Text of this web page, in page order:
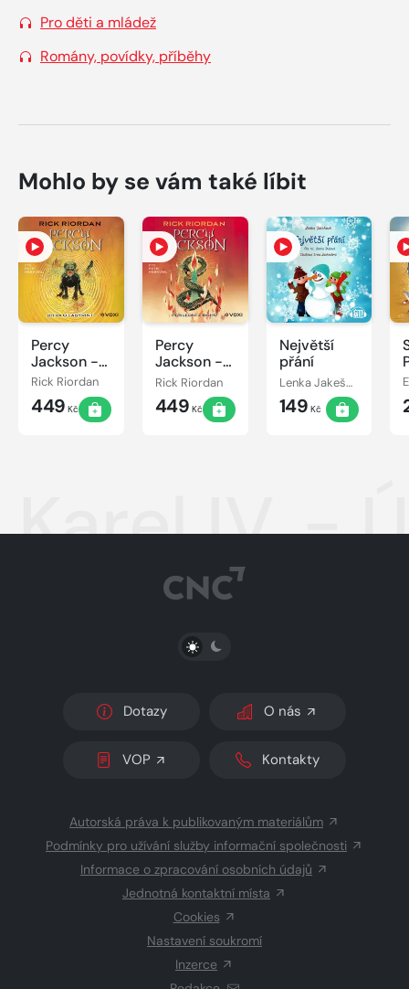
Pro děti a mládež
Romány, povídky, příběhy
Mohlo by se vám také líbit
Percy
Jackson -
Bitva o
labyrint
Rick Riordan
449 Kč
Percy
Jackson -
Poslední z
bohů
Rick Riordan
449 Kč
Největší
přání
Lenka Jakešová
149 Kč
Karel IV. -
PŘEPNOUT SVĚTLÝ/TMAVÝ REŽIM
Dotazy O nás
VOP Kontakty
Autorská práva k publikovaným materiálům
Podmínky pro užívání služby informační společnosti
Informace o zpracování osobních údajů
Jednotná kontaktní místa
Cookies
Nastavení soukromí
Inzerce